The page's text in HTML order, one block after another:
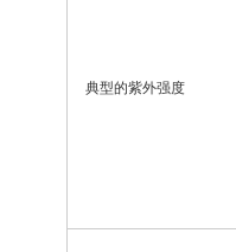
典型的紫外强度